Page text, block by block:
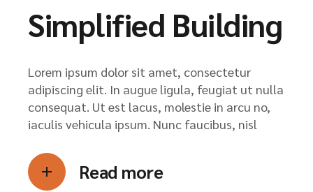
Simplified Building
Lorem ipsum dolor sit amet, consectetur
adipiscing elit. In augue ligula, feugiat ut nulla
consequat. Ut est lacus, molestie in arcu no,
iaculis vehicula ipsum. Nunc faucibus, nisl
Read more